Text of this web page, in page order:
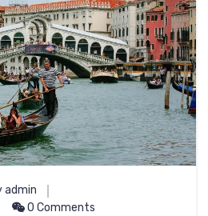
admin
0 Comments